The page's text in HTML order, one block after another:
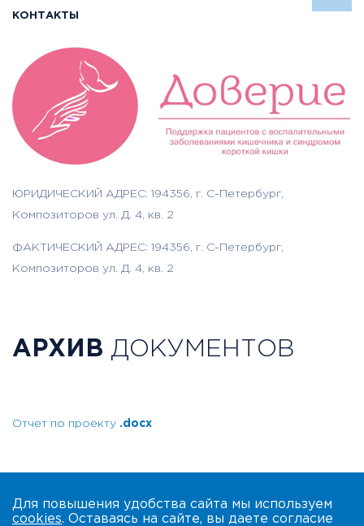
КОНТАКТЫ
ЮРИДИЧЕСКИЙ АДРЕС: 194356, г. С-Петербург,
Композиторов ул. Д. 4, кв. 2
ФАКТИЧЕСКИЙ АДРЕС: 194356, г. С-Петербург,
Композиторов ул. Д. 4, кв. 2
АРХИВ ДОКУМЕНТОВ
Отчет по проекту .docx
Для повышения удобства сайта мы используем
cookies. Оставаясь на сайте, вы даете согласие